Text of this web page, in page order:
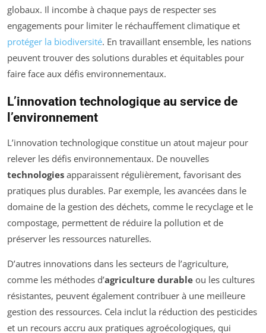
globaux. Il incombe à chaque pays de respecter ses
engagements pour limiter le réchauffement climatique et
protéger la biodiversité. En travaillant ensemble, les nations
peuvent trouver des solutions durables et équitables pour
faire face aux défis environnementaux.
L’innovation technologique au service de
l’environnement
L’innovation technologique constitue un atout majeur pour
relever les défis environnementaux. De nouvelles
technologies apparaissent régulièrement, favorisant des
pratiques plus durables. Par exemple, les avancées dans le
domaine de la gestion des déchets, comme le recyclage et le
compostage, permettent de réduire la pollution et de
préserver les ressources naturelles.
D’autres innovations dans les secteurs de l’agriculture,
comme les méthodes d’agriculture durable ou les cultures
résistantes, peuvent également contribuer à une meilleure
gestion des ressources. Cela inclut la réduction des pesticides
et un recours accru aux pratiques agroécologiques, qui